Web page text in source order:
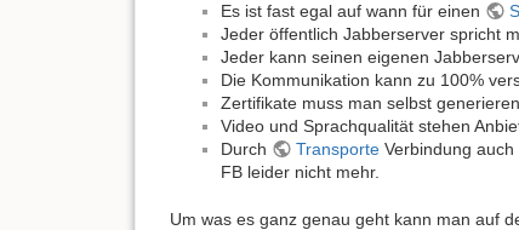
Es ist fast egal auf wann für einen
Jeder öffentlich Jabberserver spricht
Jeder kann seinen eigenen
Die Kommunikation kann zu 100%
Zertifikate muss man selbst generieren
Video und Sprachqualität stehen
Durch
TransporteVerbindung auch
FB leider nicht mehr.
Um was es ganz genau geht kann man auf